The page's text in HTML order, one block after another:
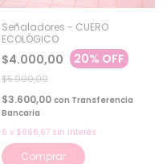
Señaladores - CUERO
ECOLÓGICO
$4.000,00 20% OFF
$5.000,00
$3.600,00 con Transferencia
Bancaria
6 x $666,67 sin interés
Comprar